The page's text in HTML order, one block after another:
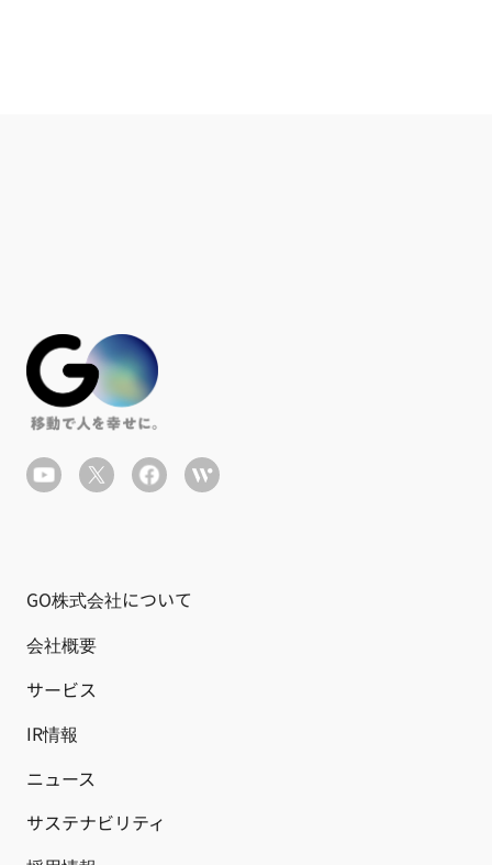
GO株式会社について
会社概要
サービス
IR情報
ニュース
サステナビリティ